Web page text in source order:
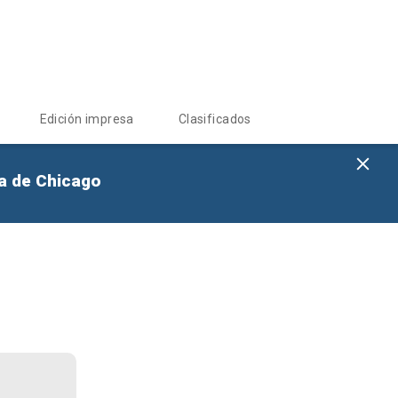
Edición impresa Clasificados
de Chicago